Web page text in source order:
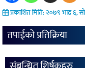
प्रकाशित मिति: २०७९ भाद्र ६,
तपाईको प्रतिक्रिया